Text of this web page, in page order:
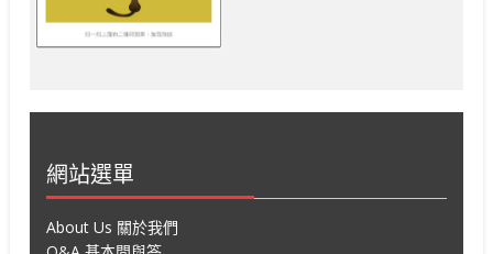
網站選單
About Us 關於我們